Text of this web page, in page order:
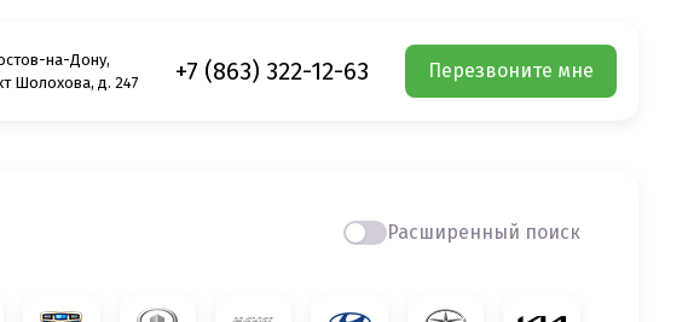
на-Дону,
Шолохова, д. 247
+7 (863) 322-12-63 Перезвоните мне
Расширенный поиск